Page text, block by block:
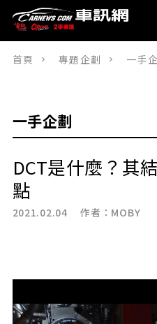
首頁 專題企劃 一手
一手企劃
DCT是什麼？其
點
2021.02.04 作者： MOBY